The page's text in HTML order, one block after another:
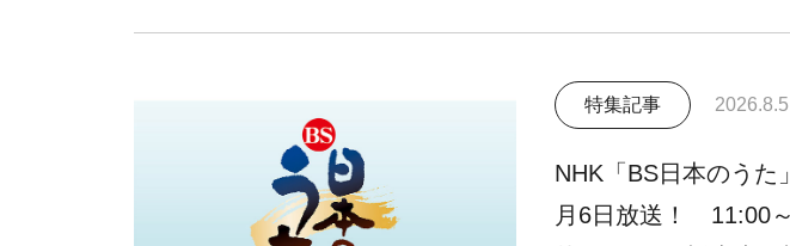
特集記事 2026.8.5
NHK「BS日本のうた
月6日放送！ 11:00